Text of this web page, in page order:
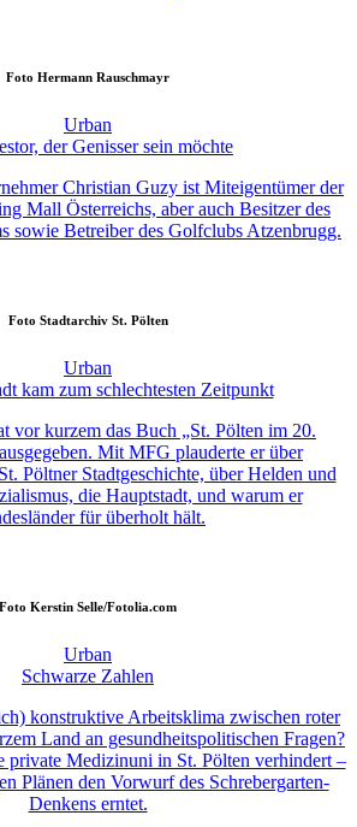
Foto Hermann Rauschmayr
Urban
der Genisser sein möchte
Christian Guzy ist Miteigentümer der
Mall Österreichs, aber auch Besitzer des
sowie Betreiber des Golfclubs Atzenbrugg.
Foto Stadtarchiv St. Pölten
Urban
kam zum schlechtesten Zeitpunkt
vor kurzem das Buch „St. Pölten im 20.
Mit MFG plauderte er über
Pöltner Stadtgeschichte, über Helden und
die Hauptstadt, und warum er
für überholt hält.
Foto Kerstin Selle/Fotolia.com
Urban
Schwarze Zahlen
konstruktive Arbeitsklima zwischen roter
Land an gesundheitspolitischen Fragen?
private Medizinuni in St. Pölten verhindert –
Plänen den Vorwurf des Schrebergarten-
Denkens erntet.